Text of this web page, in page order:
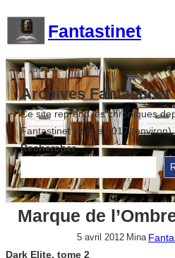
contenu
Fantastinet
Archives Fantastinet
Ce site reprend les chroniques
Fantastinet jusque 2017 (environ)
Rechercher
Marque de
5 avril 2012 Mina
Dark Elite, tome 2